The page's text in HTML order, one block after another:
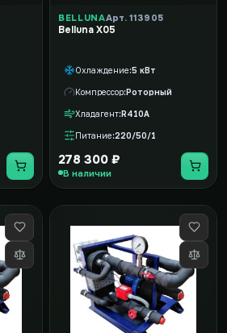
BELLUNAАрт. 113905
Belluna X05
Охлаждение 5 кВт
Компрессор Роторный
Хладагент R410A
Питание 220/50/1
278 300 ₽
В наличии